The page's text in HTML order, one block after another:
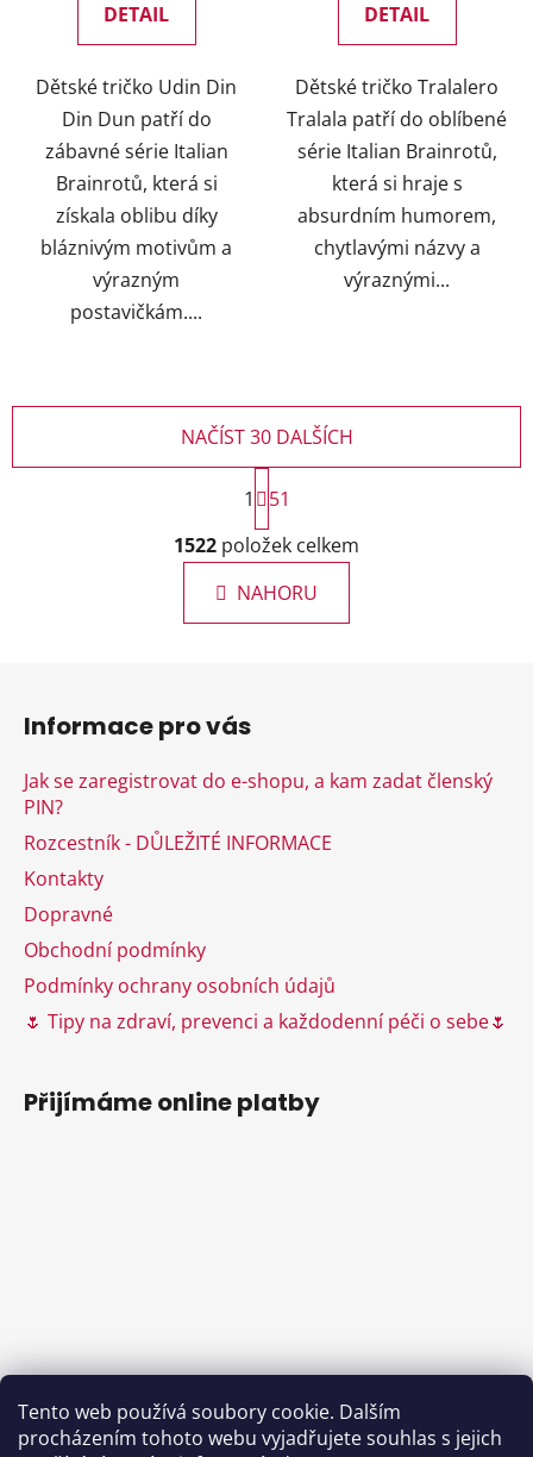
Tento web používá soubory cookie. Dalším
procházením tohoto webu vyjadřujete souhlas s jejich
DETAIL
Dětské tričko Udin Din
Din Dun patří do
zábavné série Italian
Brainrotů, která si
získala oblibu díky
bláznivým motivům a
výrazným
postavičkám....
DETAIL
Dětské tričko Tralalero
Tralala patří do oblíbené
série Italian Brainrotů,
která si hraje s
absurdním humorem,
chytlavými názvy a
výraznými...
O
v
l
á
d
v
y
s
u
NAČÍST 30 DALŠÍCH
S
t
r
á
n
k
1
51
1522 položek celkem
NAHORU
Informace pro vás
Jak se zaregistrovat do e-shopu, a kam zadat členský
PIN?
Rozcestník - DŮLEŽITÉ INFORMACE
Kontakty
Dopravné
Obchodní podmínky
Podmínky ochrany osobních údajů
🌷 Tipy na zdraví, prevenci a každodenní péči o sebe🌷
Přijímáme online platby